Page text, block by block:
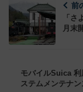
前
「
月末
モバイルSuica 利
ステムメンテナン